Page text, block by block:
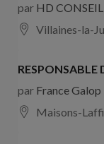
par HD CONSEIL
Villaines-la-
RESPONSABLE
par France Galop
Maisons-